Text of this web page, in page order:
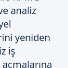
analiz
yeniden
iş